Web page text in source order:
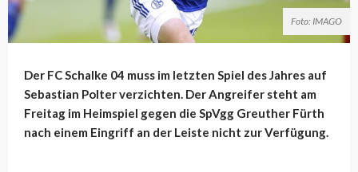
Foto: IMAGO
Der FC Schalke 04 muss im letzten Spiel des Jahres auf
Sebastian Polter verzichten. Der Angreifer steht am
Freitag im Heimspiel gegen die SpVgg Greuther Fürth
nach einem Eingriff an der Leiste nicht zur Verfügung.